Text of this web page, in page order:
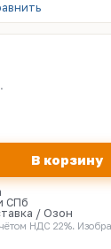
В корзину
СПб
/ Озон
НДС 22%.